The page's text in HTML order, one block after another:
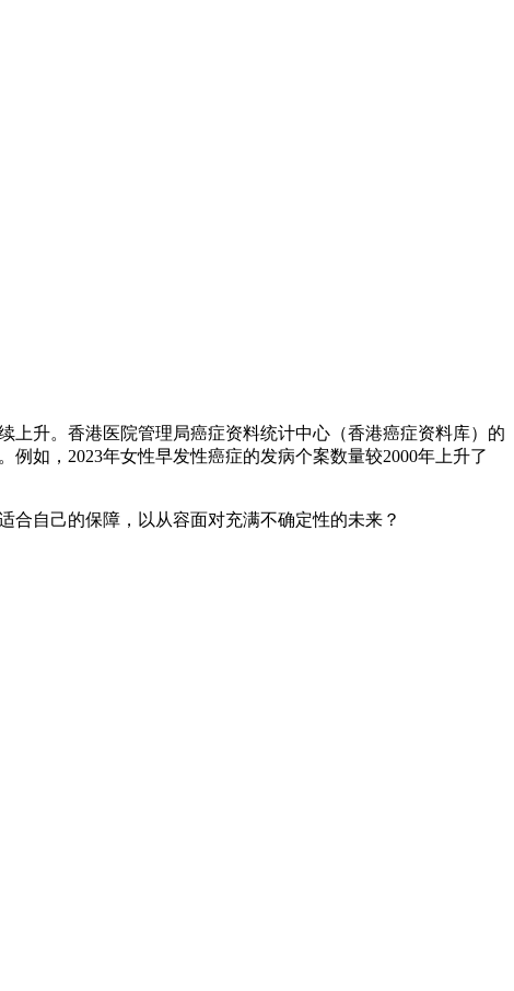
升。香港医院管理局癌症资料统计中心（香港癌症资料库）的
如，2023年女性早发性癌症的发病个案数量较2000年上升了
合自己的保障，以从容面对充满不确定性的未来？